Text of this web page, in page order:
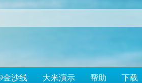
金沙线 大米演示 帮助 下载